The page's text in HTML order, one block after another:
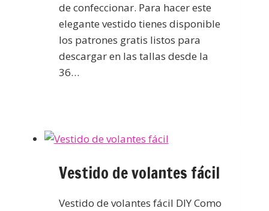
de confeccionar. Para hacer este
elegante vestido tienes disponible
los patrones gratis listos para
descargar en las tallas desde la
36…
Vestido de volantes fácil
Vestido de volantes fácil DIY Como